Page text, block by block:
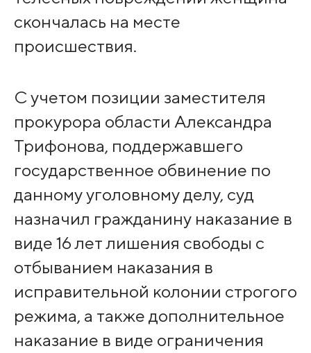
скончалась на месте
происшествия.
С учетом позиции заместителя
прокурора области Александра
Трифонова, поддержавшего
государственное обвинение по
данному уголовному делу, суд
назначил гражданину наказание в
виде 16 лет лишения свободы с
отбыванием наказания в
исправительной колонии строгого
режима, а также дополнительное
наказание в виде ограничения